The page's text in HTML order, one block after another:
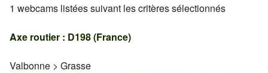
1 webcams listées suivant les critères sélectionnés
Axe routier : D198 (France)
Valbonne > Grasse